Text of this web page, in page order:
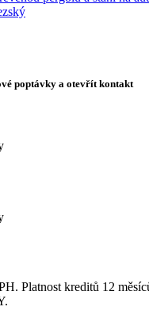
poptávky a otevřít kontakt
Platnost kreditů 12